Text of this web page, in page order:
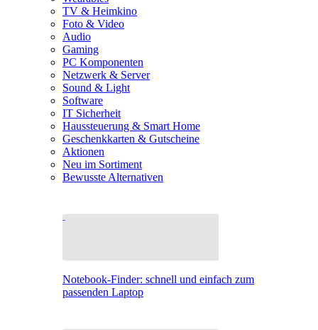
TV & Heimkino
Foto & Video
Audio
Gaming
PC Komponenten
Netzwerk & Server
Sound & Light
Software
IT Sicherheit
Haussteuerung & Smart Home
Geschenkkarten & Gutscheine
Aktionen
Neu im Sortiment
Bewusste Alternativen
Notebook-Finder: schnell und einfach zum
passenden Laptop